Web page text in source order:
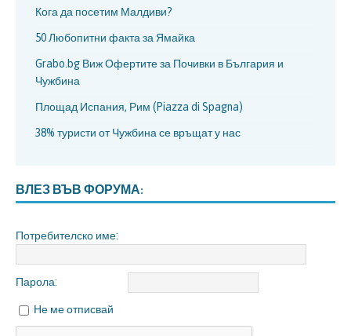
Кога да посетим Малдиви?
50 Любопитни факта за Ямайка
Grabo.bg Виж Офертите за Почивки в България и
Чужбина
Площад Испания, Рим (Piazza di Spagna)
38% туристи от Чужбина се връщат у нас
ВЛЕЗ ВЪВ ФОРУМА:
Потребителско име:
Парола:
Не ме отписвай